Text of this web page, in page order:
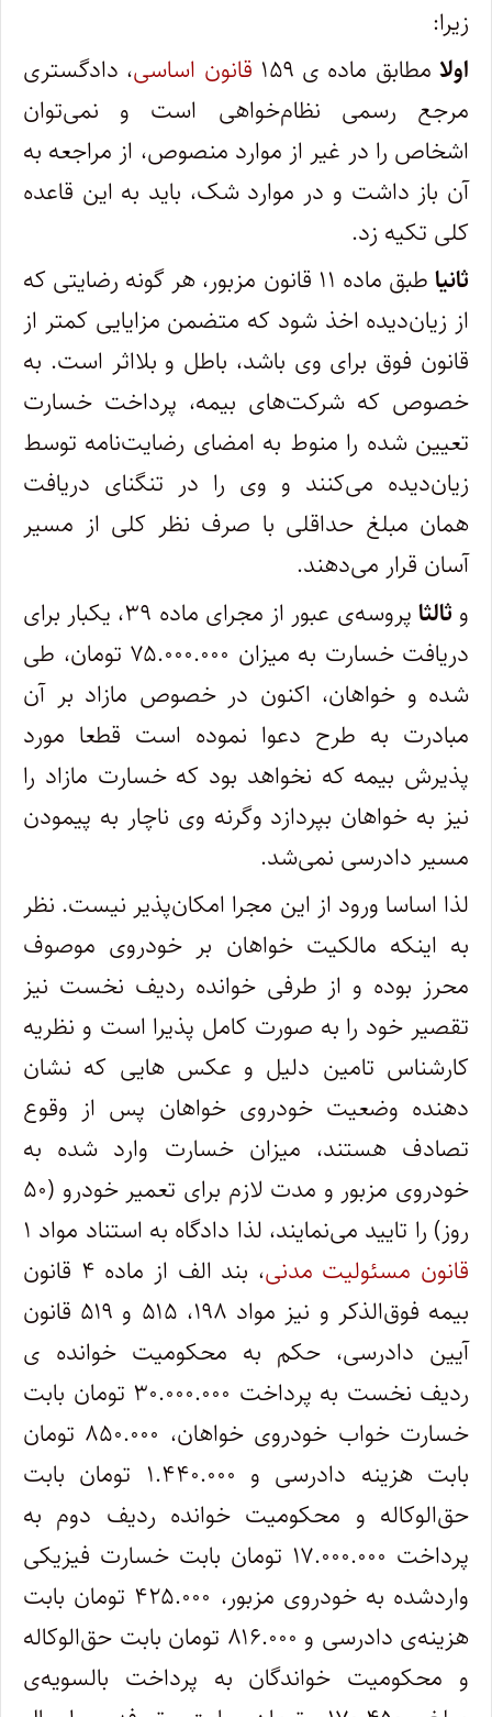
زیرا:
اولامطابق ماده ی ۱۵۹ قانون اساسی، دادگستری
مرجع رسمی نظام‌خواهی است و نمی‌توان
اشخاص را در غیر از موارد منصوص، از مراجعه به
آن باز داشت و در موارد شک، باید به این قاعده
کلی تکیه زد.
ثانیا
طبق ماده ۱۱ قانون مزبور، هر گونه رضایتی که
از زیان‌دیده اخذ شود که متضمن مزایایی کمتر از
قانون فوق برای وی باشد، باطل و بلااثر است. به
خصوص که شرکت‌های بیمه، پرداخت خسارت
تعیین شده را منوط به امضای رضایت‌نامه توسط
زیان‌دیده می‌کنند و وی را در تنگنای دریافت
همان مبلغ حداقلی با صرف نظر کلی از مسیر
آسان قرار می‌دهند.
و ثالثا
پروسه‌ی عبور از مجرای ماده ۳۹، یکبار برای
دریافت خسارت به میزان ۷۵.۰۰۰.۰۰۰ تومان، طی
شده و خواهان، اکنون در خصوص مازاد بر آن
مبادرت به طرح دعوا نموده است قطعا مورد
پذیرش بیمه که نخواهد بود که خسارت مازاد را
نیز به خواهان بپردازد وگرنه وی ناچار به پیمودن
مسیر دادرسی نمی‌شد.
لذا اساسا ورود از این مجرا امکان‌پذیر نیست. نظر
به اینکه مالکیت خواهان بر خودروی موصوف
محرز بوده و از طرفی خوانده ردیف نخست نیز
تقصیر خود را به صورت کامل پذیرا است و نظریه
کارشناس تامین دلیل و عکس هایی که نشان
دهنده وضعیت خودروی خواهان پس از وقوع
تصادف هستند، میزان خسارت وارد شده به
خودروی مزبور و مدت لازم برای تعمیر خودرو (۵۰
روز) را تایید می‌نمایند، لذا دادگاه به استناد مواد ۱
قانون مسئولیت مدنی
، بند الف از ماده ۴ قانون
بیمه فوق‌الذکر و نیز مواد ۱۹۸، ۵۱۵ و ۵۱۹ قانون
آیین دادرسی، حکم به محکومیت خوانده ی
ردیف نخست به پرداخت ۳۰.۰۰۰.۰۰۰ تومان بابت
خسارت خواب خودروی خواهان، ۸۵۰.۰۰۰ تومان
بابت هزینه دادرسی و ۱.۴۴۰.۰۰۰ تومان بابت
حق‌الوکاله و محکومیت خوانده ردیف دوم به
پرداخت ۱۷.۰۰۰.۰۰۰ تومان بابت خسارت فیزیکی
واردشده به خودروی مزبور، ۴۲۵.۰۰۰ تومان بابت
هزینه‌ی دادرسی و ۸۱۶.۰۰۰ تومان بابت حق‌الوکاله
و محکومیت خواندگان به پرداخت بالسویه‌ی